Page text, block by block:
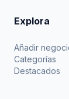
Explora
Añadir
Categorías
Destacados